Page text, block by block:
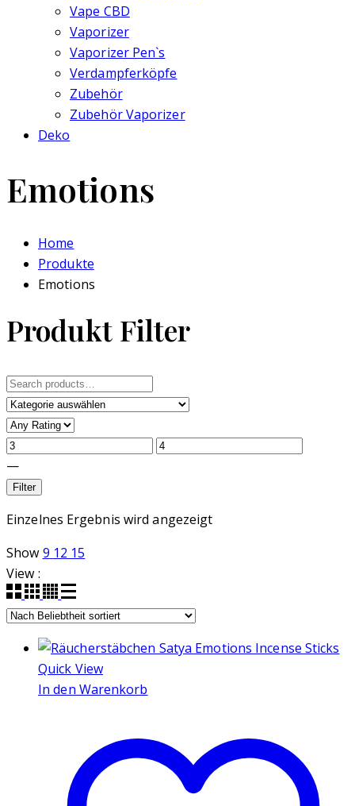
Vape CBD
Vaporizer
Vaporizer Pen`s
Verdampferköpfe
Zubehör
Zubehör Vaporizer
Deko
Emotions
Home
Produkte
Emotions
Produkt Filter
Search
for:
—
Filter
Einzelnes Ergebnis wird angezeigt
Show 9 12 15
View :
Quick View
In den Warenkorb